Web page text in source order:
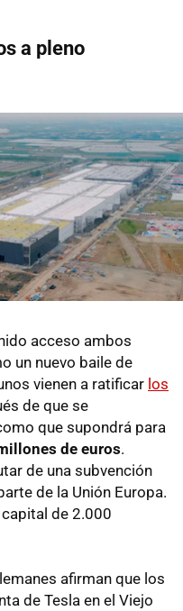
a pleno
acceso ambos
un nuevo baile de
vienen a ratificar los
de que se
que supondrá para
de euros.
de una subvención
de la Unión Europa.
de 2.000
afirman que los
de Tesla en el Viejo